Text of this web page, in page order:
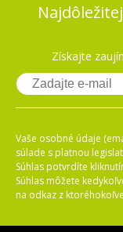
Získajte
Vaše osobné údaje
súlade s platnou
Súhlas potvrdíte
Súhlas môžete
na odkaz z